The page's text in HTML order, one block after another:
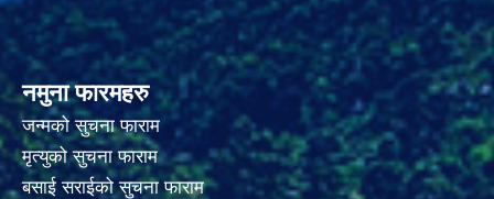
नमुना फारमहरु
जन्मको सुचना फाराम
मृत्युको सुचना फाराम
बसाई सराईको सुचना फाराम